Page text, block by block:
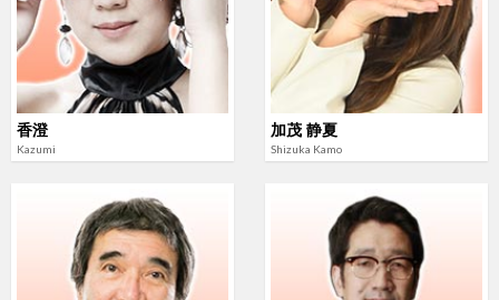
香澄
Kazumi
加茂 静夏
Shizuka Kamo